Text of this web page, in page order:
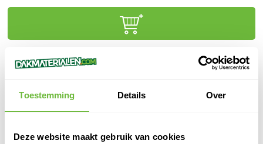
Toestemming Details Over
Deze website maakt gebruik van cookies
Klanten beoordelen ons met een
9,6/10.0
Binnen1 werkdag
verzonden
100%veiligebetaling